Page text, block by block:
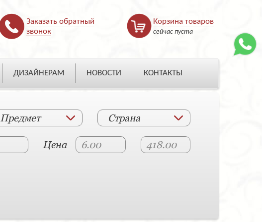
Заказать обратный
звонок
Корзина товаров
сейчас пуста
ДИЗАЙНЕРАМ НОВОСТИ КОНТАКТЫ
Предмет Страна
Цена